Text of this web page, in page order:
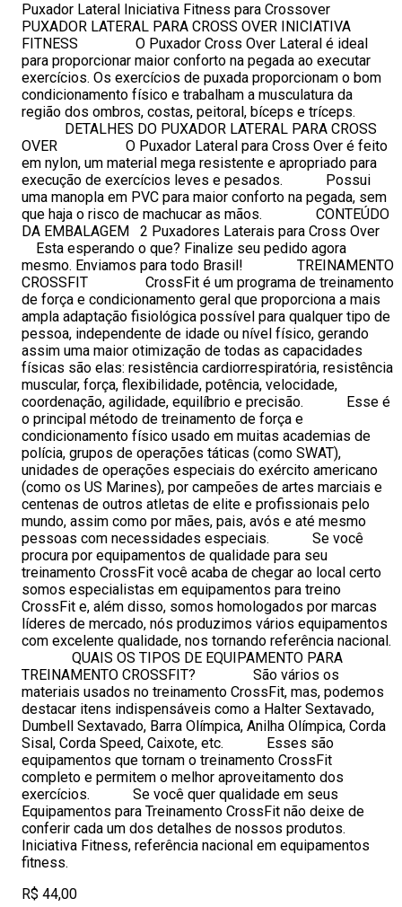
Puxador Lateral Iniciativa Fitness para Crossover
PUXADOR LATERAL PARA CROSS OVER INICIATIVA
FITNESS O Puxador Cross Over Lateral é ideal
para proporcionar maior conforto na pegada ao executar
exercícios. Os exercícios de puxada proporcionam o bom
condicionamento físico e trabalham a musculatura da
região dos ombros, costas, peitoral, bíceps e tríceps.
DETALHES DO PUXADOR LATERAL PARA CROSS
OVER O Puxador Lateral para Cross Over é feito
em nylon, um material mega resistente e apropriado para
execução de exercícios leves e pesados. Possui
uma manopla em PVC para maior conforto na pegada, sem
que haja o risco de machucar as mãos. CONTEÚDO
DA EMBALAGEM 2 Puxadores Laterais para Cross Over
Esta esperando o que? Finalize seu pedido agora
mesmo. Enviamos para todo Brasil! TREINAMENTO
CROSSFIT CrossFit é um programa de treinamento
de força e condicionamento geral que proporciona a mais
ampla adaptação fisiológica possível para qualquer tipo de
pessoa, independente de idade ou nível físico, gerando
assim uma maior otimização de todas as capacidades
físicas são elas: resistência cardiorrespiratória, resistência
muscular, força, flexibilidade, potência, velocidade,
coordenação, agilidade, equilíbrio e precisão. Esse é
o principal método de treinamento de força e
condicionamento físico usado em muitas academias de
polícia, grupos de operações táticas (como SWAT),
unidades de operações especiais do exército americano
(como os US Marines), por campeões de artes marciais e
centenas de outros atletas de elite e profissionais pelo
mundo, assim como por mães, pais, avós e até mesmo
pessoas com necessidades especiais. Se você
procura por equipamentos de qualidade para seu
treinamento CrossFit você acaba de chegar ao local certo
somos especialistas em equipamentos para treino
CrossFit e, além disso, somos homologados por marcas
líderes de mercado, nós produzimos vários equipamentos
com excelente qualidade, nos tornando referência nacional.
QUAIS OS TIPOS DE EQUIPAMENTO PARA
TREINAMENTO CROSSFIT? São vários os
materiais usados no treinamento CrossFit, mas, podemos
destacar itens indispensáveis como a Halter Sextavado,
Dumbell Sextavado, Barra Olímpica, Anilha Olímpica, Corda
Sisal, Corda Speed, Caixote, etc. Esses são
equipamentos que tornam o treinamento CrossFit
completo e permitem o melhor aproveitamento dos
exercícios. Se você quer qualidade em seus
Equipamentos para Treinamento CrossFit não deixe de
conferir cada um dos detalhes de nossos produtos.
Iniciativa Fitness, referência nacional em equipamentos
fitness.
R$ 44,00